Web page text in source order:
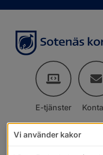
E-tjänster
Vi använder kakor